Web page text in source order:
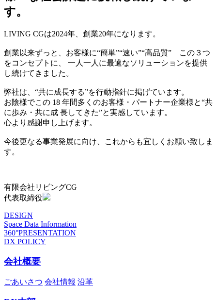
す。
LIVING CGは2024年、創業20年になります。
創業以来ずっと、お客様に“簡単”“速い”“高品質” この３つ
をコンセプトに、 一人一人に最適なソリューションを提供
し続けてきました。
弊社は、“共に成長する”を行動指針に掲げています。
お陰様でこの 18 年間多くのお客様・パートナー企業様と“共
に歩み・共に成 長してきた”と実感しています。
心より感謝申し上げます。
今後更なる事業発展に向け、これからも宜しくお願い致しま
す。
有限会社リビングCG
代表取締役
DESIGN
Space Data Information
360°PRESENTATION
DX POLICY
会社概要
ごあいさつ 会社情報 沿革